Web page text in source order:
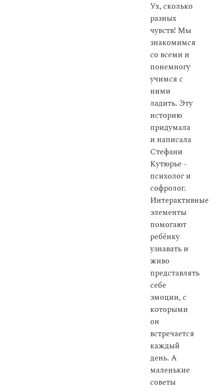
Ух, сколько
разных
чувств! Мы
знакомимся
со всеми и
понемногу
учимся с
ними
ладить. Эту
историю
придумала
и написала
Стефани
Кутюрье -
психолог и
софролог.
Интерактивные
элементы
помогают
ребёнку
узнавать и
живо
представлять
себе
эмоции, с
которыми
он
встречается
каждый
день. А
маленькие
советы